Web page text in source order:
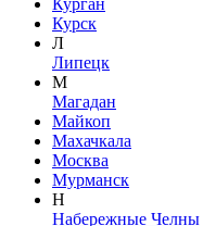
Курган
Курск
Л
Липецк
М
Магадан
Майкоп
Махачкала
Москва
Мурманск
Н
Набережные Челны